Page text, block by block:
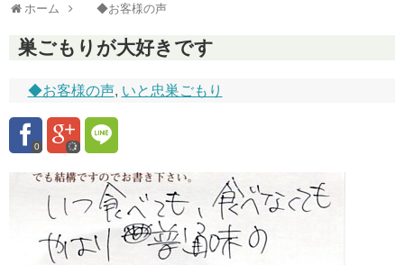
ホーム ◆お客様の声
巣ごもりが大好きです
◆お客様の声, いと忠巣ごもり
0